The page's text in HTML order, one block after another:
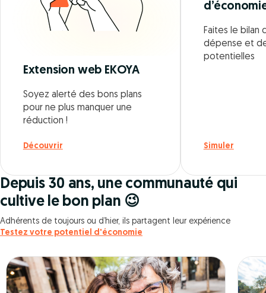
Extension web EKOYA
Soyez alerté des bons plans
pour ne plus manquer une
réduction !
Découvrir
Faites le bilan
dépense et
potentielles
Simuler
Depuis 30 ans, une communauté qui
cultive le bon plan 😉
Adhérents de toujours ou d’hier, ils partagent leur expérience
Testez votre potentiel d'économie